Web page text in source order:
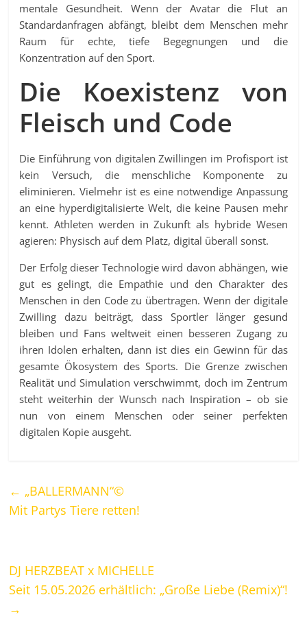
mentale Gesundheit. Wenn der Avatar die Flut an
Standardanfragen abfängt, bleibt dem Menschen mehr
Raum für echte, tiefe Begegnungen und die
Konzentration auf den Sport.
Die Koexistenz von
Fleisch und Code
Die Einführung von digitalen Zwillingen im Profisport ist
kein Versuch, die menschliche Komponente zu
eliminieren. Vielmehr ist es eine notwendige Anpassung
an eine hyperdigitalisierte Welt, die keine Pausen mehr
kennt. Athleten werden in Zukunft als hybride Wesen
agieren: Physisch auf dem Platz, digital überall sonst.
Der Erfolg dieser Technologie wird davon abhängen, wie
gut es gelingt, die Empathie und den Charakter des
Menschen in den Code zu übertragen. Wenn der digitale
Zwilling dazu beiträgt, dass Sportler länger gesund
bleiben und Fans weltweit einen besseren Zugang zu
ihren Idolen erhalten, dann ist dies ein Gewinn für das
gesamte Ökosystem des Sports. Die Grenze zwischen
Realität und Simulation verschwimmt, doch im Zentrum
steht weiterhin der Wunsch nach Inspiration – ob sie
nun von einem Menschen oder seiner perfekten
digitalen Kopie ausgeht.
← „BALLERMANN“©
Mit Partys Tiere retten!
DJ HERZBEAT x MICHELLE
Seit 15.05.2026 erhältlich: „Große Liebe (Remix)“!
→